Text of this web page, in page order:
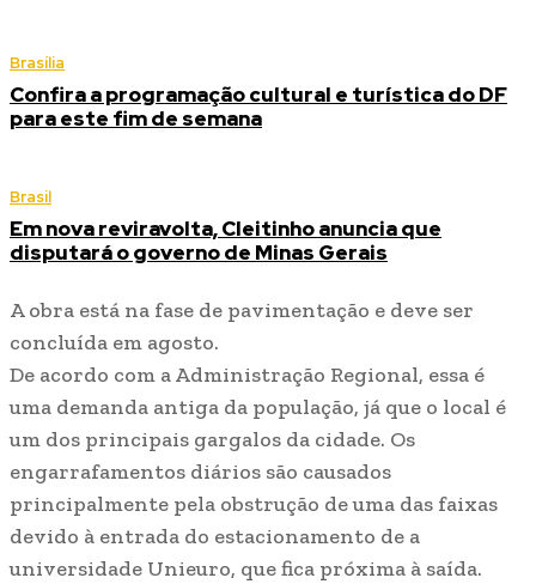
Brasília
Confira a programação cultural e turística do DF
para este fim de semana
Brasil
Em nova reviravolta, Cleitinho anuncia que
disputará o governo de Minas Gerais
A obra está na fase de pavimentação e deve ser
concluída em agosto.
De acordo com a Administração Regional, essa é
uma demanda antiga da população, já que o local é
um dos principais gargalos da cidade. Os
engarrafamentos diários são causados
principalmente pela obstrução de uma das faixas
devido à entrada do estacionamento de a
universidade Unieuro, que fica próxima à saída.